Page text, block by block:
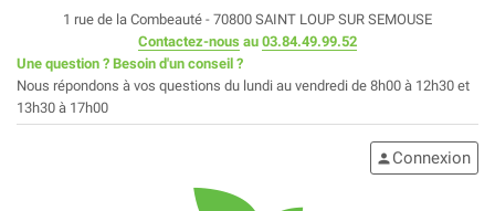
1 rue de la Combeauté - 70800 SAINT LOUP SUR SEMOUSE
Contactez-nous au 03.84.49.99.52
Une question ? Besoin d'un conseil ?
Nous répondons à vos questions du lundi au vendredi de 8h00 à 12h30 et
13h30 à 17h00
person Connexion